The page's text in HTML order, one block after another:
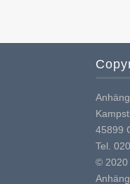
45899
Tel.
© 2020